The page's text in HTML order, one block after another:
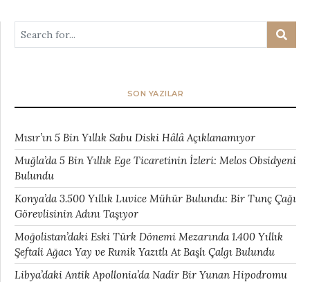
SON YAZILAR
Mısır’ın 5 Bin Yıllık Sabu Diski Hâlâ Açıklanamıyor
Muğla’da 5 Bin Yıllık Ege Ticaretinin İzleri: Melos Obsidyeni
Bulundu
Konya’da 3.500 Yıllık Luvice Mühür Bulundu: Bir Tunç Çağı
Görevlisinin Adını Taşıyor
Moğolistan’daki Eski Türk Dönemi Mezarında 1.400 Yıllık
Şeftali Ağacı Yay ve Runik Yazıtlı At Başlı Çalgı Bulundu
Libya’daki Antik Apollonia’da Nadir Bir Yunan Hipodromu